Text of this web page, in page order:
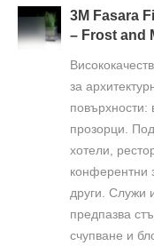
3M Fasara
– Frost and
за
повърхности:
прозорци.
хотели,
конферентни
други. Служи
предпазва
счупване и